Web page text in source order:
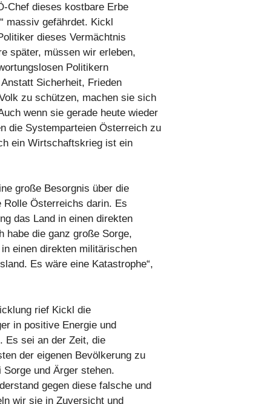
Chef dieses kostbare Erbe
massiv gefährdet. Kickl
dieses Vermächtnis
später, müssen wir erleben,
Politikern
Sicherheit, Frieden
zu schützen, machen sie sich
wenn sie gerade heute wieder
die Systemparteien Österreich zu
ein Wirtschaftskrieg ist ein
große Besorgnis über die
Rolle Österreichs darin. Es
das Land in einen direkten
habe die ganz große Sorge,
einen direkten militärischen
Es wäre eine Katastrophe“,
rief Kickl die
in positive Energie und
Es sei an der Zeit, die
der eigenen Bevölkerung zu
und Ärger stehen.
gegen diese falsche und
wir sie in Zuversicht und